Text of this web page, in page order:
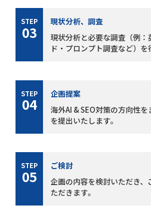
STEP
03
現状分析、調査
現状分析と必要な調査（例：
ド・プロンプト調査など）を
STEP
04
企画提案
海外AI & SEO対策の方向性
を提出いたします。
STEP
05
ご検討
企画の内容を検討いただき、
ただきます。